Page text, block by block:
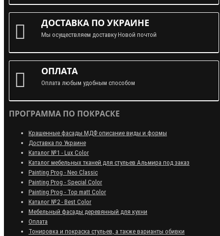
ДОСТАВКА ПО УКРАИНЕ
Мы осуществляем доставку Новой почтой
ОПЛАТА
Оплата любым удобным способом
ПРОГРАММА ПО ПОКРАСКЕ
Крашенные фасады МДФ описание виды и формы
Доставка по Украине
Каталог №1 - Lux Color
Каталог мебельных тканей для стульев Альмира под заказ
Painting Prog - Neo Classiс
Painting Prog - Special Color
Painting Prog - Top matt Color
Каталог №2 - Best Color
Мебельный фасады деревянный для кухни
Оплата
Тонировка и покраска стульев, а также варианты обивки